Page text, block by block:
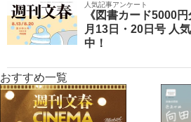
人気記事アンケート
《図書カード5000
月13日・20日号 人
中！
おすすめ一覧